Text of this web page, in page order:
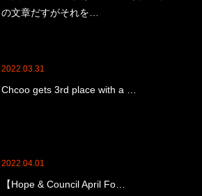
の文章だすがそれを…
2022.03.31
Chcoo gets 3rd place with a …
2022.04.01
【Hope & Council April Fo…